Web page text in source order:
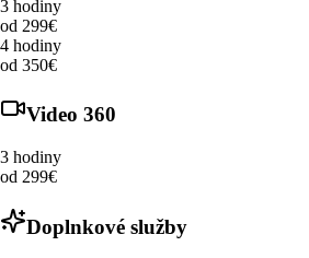
3 hodiny
od 299€
4 hodiny
od 350€
Video 360
3 hodiny
od 299€
Doplnkové služby